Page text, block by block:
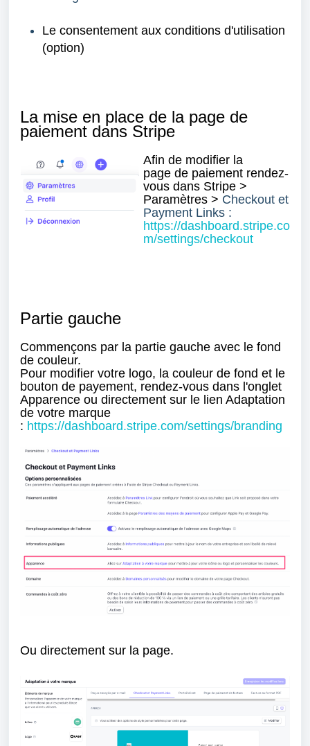
Le consentement aux conditions d'utilisation
(option)
La mise en place de la page de
paiement dans Stripe
Afin de modifier la
page de paiement rendez-
vous dans Stripe >
Paramètres > Checkout et
Payment Links :
https://dashboard.stripe.co
m/settings/checkout
Partie gauche
Commençons par la partie gauche avec le fond
de couleur.
Pour modifier votre logo, la couleur de fond et le
bouton de payement, rendez-vous dans l'onglet
Apparence ou directement sur le lien Adaptation
de votre marque
: https://dashboard.stripe.com/settings/branding
Ou directement sur la page.